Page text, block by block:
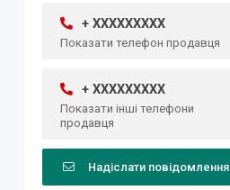
+ XXXXXXXXX
Показати телефон продавця
+ XXXXXXXXX
Показати інші телефони
продавця
Надіслати повідомлення